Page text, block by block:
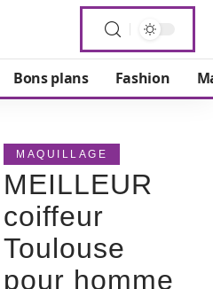
Bons plans Fashion
MAQUILLAGE
MEILLEUR
coiffeur
Toulouse
pour homme